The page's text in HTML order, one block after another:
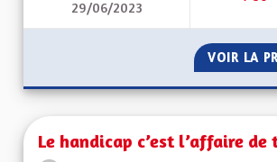
29/06/2023
VOIR LA
Le handicap c’est l’affaire de